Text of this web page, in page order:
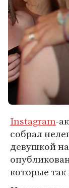
Instagram-
собрал
девушкой
которые